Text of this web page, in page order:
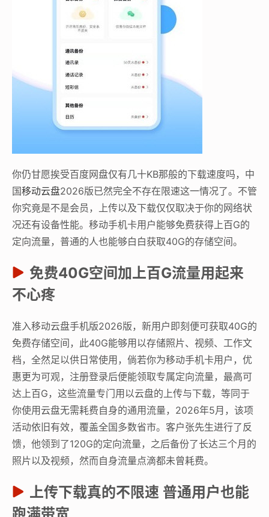
你仍甘愿挨受百度网盘仅有几十KB那般的下载速度吗，中
国移动云盘2026版已然完全不存在限速这一情况了。不管
你究竟是不是会员，上传以及下载仅仅取决于你的网络状
况还有设备性能。移动手机卡用户能够免费获得上百G的
定向流量，普通的人也能够白白获取40G的存储空间。
免费40G空间加上百G流量用起来
不心疼
准入移动云盘手机版2026版，新用户即刻便可获取40G的
免费存储空间，此40G能够用以存储照片、视频、工作文
档，全然足以供日常使用，倘若你为移动手机卡用户，优
惠更为可观，注册登录后便能领取专属定向流量，最高可
达上百G，这些流量专门用以云盘的上传与下载，等同于
你使用云盘无需耗费自身的通用流量，2026年5月，该项
活动依旧有效，覆盖全国多数省市。客户张先生进行了反
馈，他领到了120G的定向流量，之后备份了长达三个月的
照片以及视频，然而自身流量点滴都未曾耗费。
上传下载真的不限速 普通用户也能